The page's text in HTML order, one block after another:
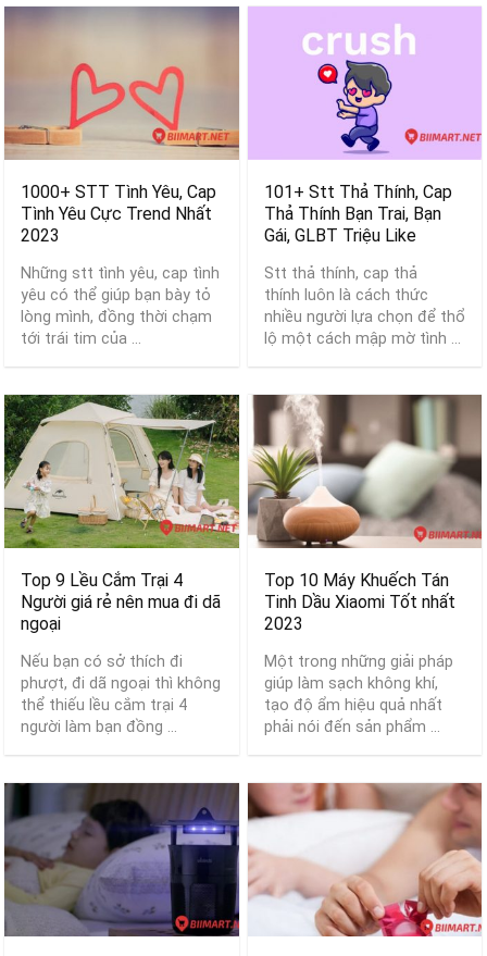
1000+ STT Tình Yêu, Cap
Tình Yêu Cực Trend Nhất
2023
Những stt tình yêu, cap tình
yêu có thể giúp bạn bày tỏ
lòng mình, đồng thời chạm
tới trái tim của ...
101+ Stt Thả Thính, Cap
Thả Thính Bạn Trai, Bạn
Gái, GLBT Triệu Like
Stt thả thính, cap thả
thính luôn là cách thức
nhiều người lựa chọn để thổ
lộ một cách mập mờ tình ...
Top 9 Lều Cắm Trại 4
Người giá rẻ nên mua đi dã
ngoại
Nếu bạn có sở thích đi
phượt, đi dã ngoại thì không
thể thiếu lều cắm trại 4
người làm bạn đồng ...
Top 10 Máy Khuếch Tán
Tinh Dầu Xiaomi Tốt nhất
2023
Một trong những giải pháp
giúp làm sạch không khí,
tạo độ ẩm hiệu quả nhất
phải nói đến sản phẩm ...